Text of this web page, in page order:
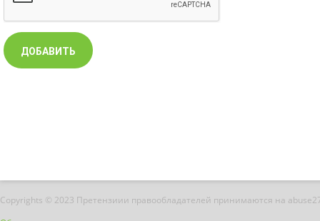
Copyrights © 2023 Претензиии правообладателей принимаются на